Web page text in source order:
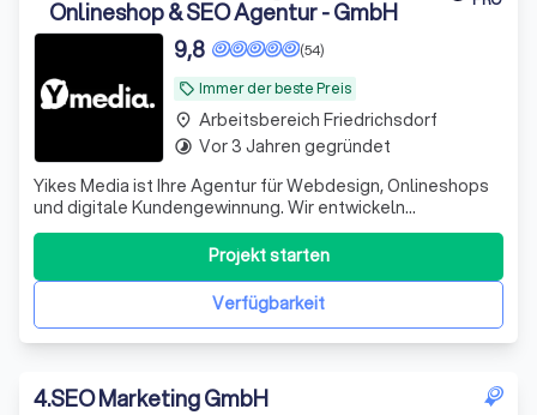
Onlineshop & SEO Agentur - GmbH
local_offer Immer der beste Preis
(54)
9,8
Yikes Media ist Ihre Agentur für Webdesign, Onlineshops
und digitale Kundengewinnung. Wir entwickeln
professionelle Websites mit WordPress, Workflow, Figma
und Onepage sowie leistungsstarke Shopify und
WooCommerce Onlineshops, die gezielt Anfragen und
Umsatz steigern. Unser Fokus liegt auf SEO, Goo
Verfügbarkeit
Projekt starten
place Arbeitsbereich Friedrichsdorf
timelapse Vor 3 Jahren gegründet
4.SEO Marketing GmbH